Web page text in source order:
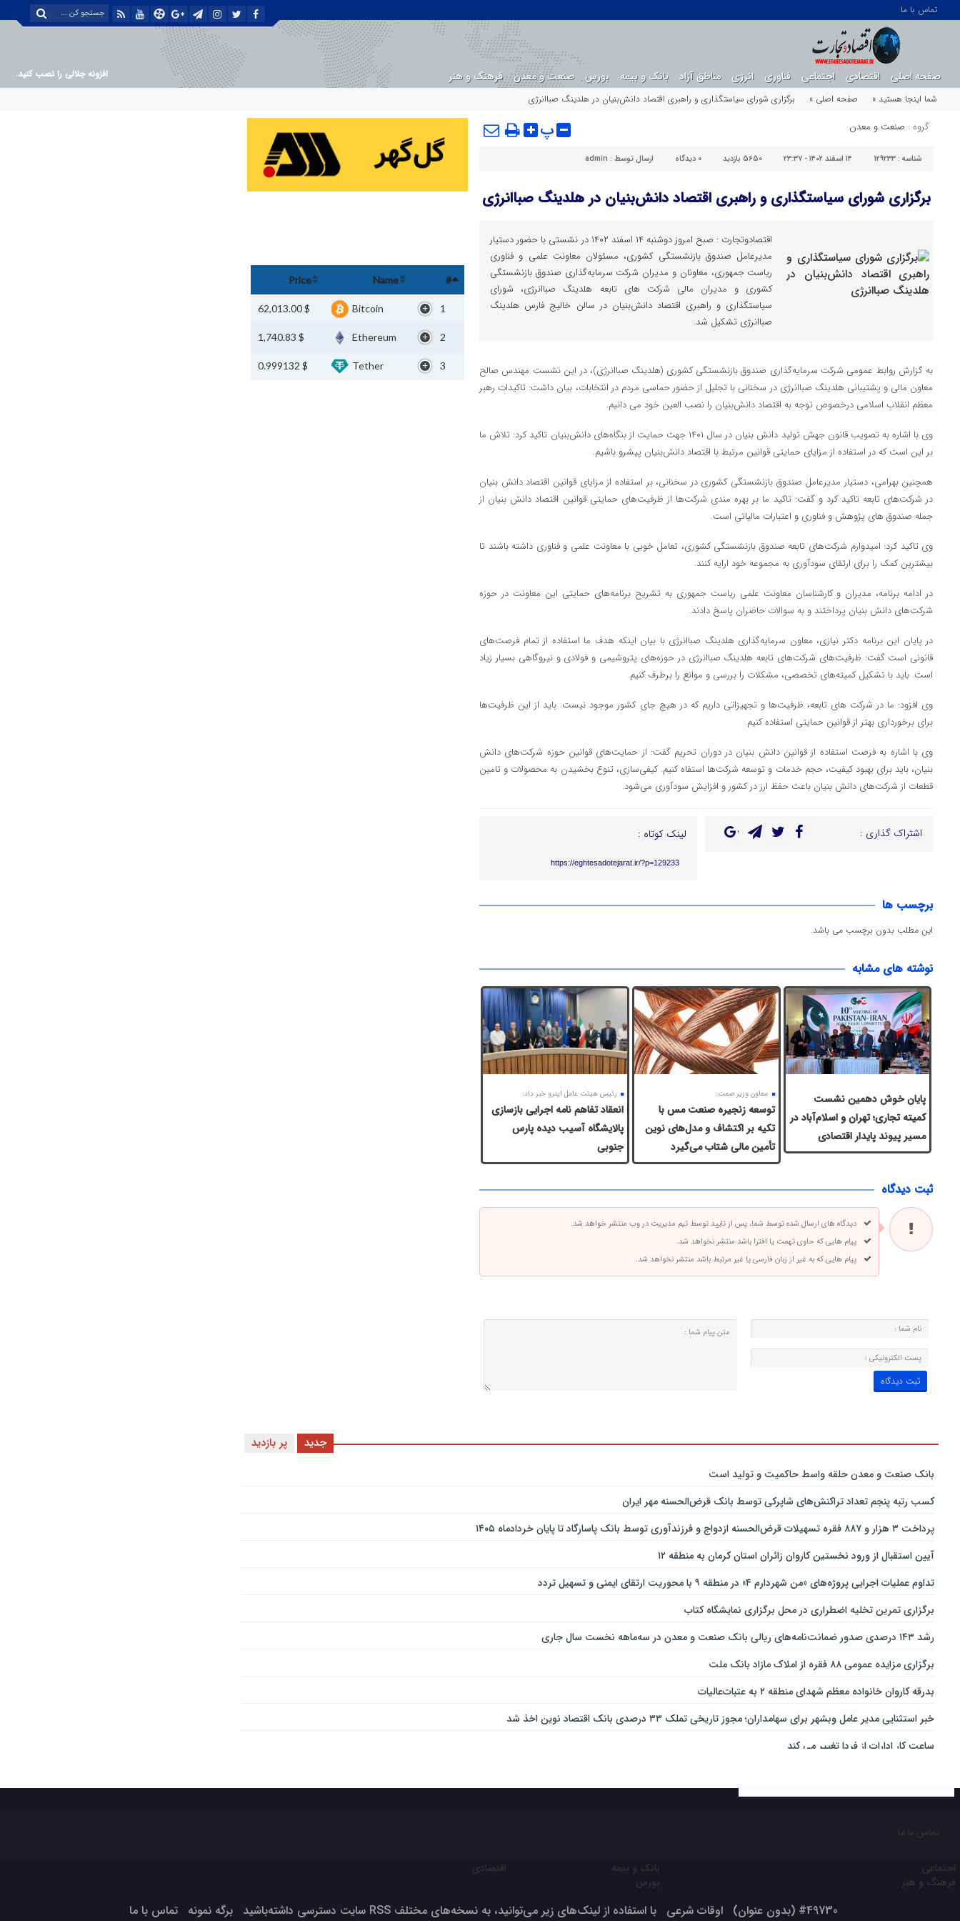
تماس با ما
صفحه اصلی اقتصادی اجتماعی فناوری انرژی مناطق آزاد بانک و بیمه بورس صنعت و معدن فرهنگ و هنر
افزونه جلالی را نصب کنید.
شما اینجا هستید »
صفحه اصلی » برگزاری شورای سیاستگذاری و راهبری اقتصاد دانش‌بنیان در هلدینگ صباانرژی
گروه : صنعت و معدن پ
شناسه : 129233 ۱۴ اسفند ۱۴۰۲ - ۲۳:۳۷ 5650 بازدید 0 دیدگاه ارسال توسط : admin
برگزاری شورای سیاستگذاری و راهبری اقتصاد دانش‌بنیان در هلدینگ صباانرژی
اقتصادوتجارت : صبح امروز دوشنبه ۱۴ اسفند ۱۴۰۲ در نشستی با حضور دستیار
مدیرعامل صندوق بازنشستگی کشوری، مسئولان معاونت علمی و فناوری
ریاست جمهوری، معاونان و مدیران شرکت سرمایه‌گذاری صندوق بازنشستگی
کشوری و مدیران مالی شرکت های تابعه هلدینگ صباانرژی، شورای
سیاستگذاری و راهبری اقتصاد دانش‌بنیان در سالن خالیج فارس هلدینگ
صباانرژی تشکیل شد.
به گزارش روابط عمومی شرکت سرمایه‌گذاری صندوق بازنشستگی کشوری (هلدینگ صباانرژی)، در این نشست مهندس صالح
معاون مالی و پشتیبانی هلدینگ صباانرژی در سخنانی با تجلیل از حضور حماسی مردم در انتخابات، بیان داشت: تاکیدات رهبر
معظم انقلاب اسلامی درخصوص توجه به اقتصاد دانش‌بنیان را نصب العین خود می دانیم.
وی با اشاره به تصویب قانون جهش تولید دانش بنیان در سال ۱۴۰۱ جهت حمایت از بنگاه‌های دانش‌بنیان تاکید کرد: تلاش ما
بر این است که در استفاده از مزایای حمایتی قوانین مرتبط با اقتصاد دانش‌بنیان پیشرو باشیم.
همچنین بهرامی، دستیار مدیرعامل صندوق بازنشستگی کشوری در سخنانی، بر استفاده از مزایای قوانین اقتصاد دانش بنیان
در شرکت‌های تابعه تاکید کرد و گفت: تاکید ما بر بهره مندی شرکت‌ها از ظرفیت‌های حمایتی قوانین اقتصاد دانش بنیان از
جمله صندوق های پژوهش و فناوری و اعتبارات مالیاتی است.
وی تاکید کرد: امیدوارم شرکت‌های تابعه صندوق بازنشستگی کشوری، تعامل خوبی با معاونت علمی و فناوری داشته باشند تا
بیشترین کمک را برای ارتقای سودآوری به مجموعه خود ارایه کنند.
در ادامه برنامه، مدیران و کارشناسان معاونت علمی ریاست جمهوری به تشريح برنامه‌های حمایتی این معاونت در حوزه
شرکت‌های دانش بنیان پرداختند و به سوالات حاضران پاسخ دادند.
در پایان این برنامه دکتر نیازی، معاون سرمایه‌گذاری هلدینگ صباانرژی با بیان اینکه هدف ما استفاده از تمام فرصت‌های
قانونی است گفت: ظرفیت‌های شرکت‌های تابعه هلدینگ صباانرژی در حوزه‌های پتروشیمی و فولادی و نیروگاهی بسیار زیاد
است. باید با تشکیل کمیته‌های تخصصی، مشکلات را بررسی و موانع را برطرف کنیم.
وی افزود: ما در شرکت های تابعه، ظرفیت‌ها و تجهیزاتی داریم که در هیچ جای کشور موجود نیست. باید از این ظرفیت‌ها
برای برخورداری بهتر از قوانین حمایتی استفاده کنیم.
وی با اشاره به فرصت استفاده از قوانین دانش بنیان در دوران تحریم گفت: از حمایت‌های قوانین حوزه شرکت‌های دانش
بنیان، باید برای بهبود کیفیت، حجم خدمات و توسعه شرکت‌ها استفاه کنیم. کیفی‌سازی، تنوع بخشیدن به محصولات و تامین
قطعات از شرکت‌های دانش بنیان باعث حفظ ارز در کشور و افزایش سودآوری می‌شود.
اشتراک گذاری : لینک کوتاه :
https://eghtesadotejarat.ir/?p=129233
برچسب ها
این مطلب بدون برچسب می باشد.
نوشته های مشابه
پایان خوش دهمین نشست
کمیته تجاری؛ تهران و اسلام‌آباد در
مسیر پیوند پایدار اقتصادی
معاون وزیر صمت:
توسعه زنجیره صنعت مس با
تکیه بر اکتشاف و مدل‌های نوین
تأمین مالی شتاب می‌گیرد
رئیس هیئت عامل ایدرو خبر داد:
انعقاد تفاهم نامه اجرایی بازسازی
پالایشگاه آسیب دیده پارس
جنوبی
ثبت دیدگاه
دیدگاه های ارسال شده توسط شما، پس از تایید توسط تیم مدیریت در وب منتشر خواهد شد.
پیام هایی که حاوی تهمت یا افترا باشد منتشر نخواهد شد.
پیام هایی که به غیر از زبان فارسی یا غیر مرتبط باشد منتشر نخواهد شد.
#
Name
Price
1
Bitcoin
$ 62,013.00
2
Ethereum
$ 1,740.83
3
Tether
$ 0.999132
پر بازدید جدید
بانك صنعت و معدن حلقه واسط حاكمیت و تولید است
کسب رتبه پنجم تعداد تراکنش‌های شاپرکی توسط بانک قرض‌الحسنه مهر ایران
پرداخت ۳ هزار و ۸۸۷ فقره تسهیلات قرض‌الحسنه ازدواج و فرزندآوری توسط بانک پاسارگاد تا پایان خردادماه ۱۴۰۵
آیین استقبال از ورود نخستین کاروان زائران استان کرمان به منطقه ۱۲
تداوم عملیات اجرایی پروژه‌های «من شهردارم ۴» در منطقه ۹ با محوریت ارتقای ایمنی و تسهیل تردد
برگزاری تمرین تخلیه اضطراری در محل برگزاری نمایشگاه کتاب
رشد ۱۴۳ درصدی صدور ضمانت‌نامه‌های ریالی بانک صنعت و معدن در سه‌ماهه نخست سال جاری
برگزاری مزایده عمومی ۸۸ فقره از املاک مازاد بانک ملت
بدرقه کاروان خانواده معظم شهدای منطقه ۲ به عتبات‌عالیات
خبر استثنایی مدیر عامل وبشهر برای سهامداران؛ مجوز تاریخی تملک ۳۳ درصدی بانک اقتصاد نوین اخذ شد
ساعت کار ادارات از فردا تغییر می کند
خدمات‌دهي مترو به 4 ميليون و 100 هزار نفر مسافر در مناسبت‌هاي ملي و مذهبي
تغییر ساعت کاری شعب بانک کارآفرین در ۱۵ استان
ثبت‌نام آسان محصولات ایران‌خودرو با حساب وکالتی بانک تجارت
رکوردشکنی مجتمع مارون پس از تعمیرات اساسی / آمادگی کامل مجتمع مارون برای تولید بالای صد درصد
تماس با ما
اجتماعی
فرهنگ و هنر
بانک و بیمه
بورس
اقتصادی
#49730 (بدون عنوان) اوقات شرعی با استفاده از لینک‌های زیر می‌توانید، به نسخه‌های مختلف RSS سایت دسترسی داشته‌باشید برگه نمونه تماس با ما